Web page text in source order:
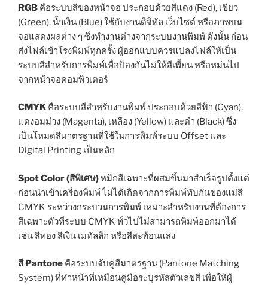
RGB คือระบบสีของหน้าจอ ประกอบด้วยสีแดง (Red), เขียว
(Green), น้ำเงิน (Blue) ใช้กับงานดิจิทัล เว็บไซต์ หรือภาพบน
จอแสดงผลต่าง ๆ ซึ่งทำงานต่างจากระบบงานพิมพ์ ดังนั้น ก่อน
ส่งไฟล์เข้าโรงพิมพ์ทุกครั้ง ผู้ออกแบบควรแปลงไฟล์ให้เป็น
ระบบสีสำหรับการพิมพ์เพื่อป้องกันไม่ให้สีเพี้ยน หรือหม่นไป
จากหน้าจอคอมพิวเตอร์
CMYK คือระบบสีสำหรับงานพิมพ์ ประกอบด้วยสีฟ้า (Cyan),
แดงอมม่วง (Magenta), เหลือง (Yellow) และดำ (Black) ซึ่ง
เป็นโหมดสีมาตรฐานที่ใช้ในการพิมพ์ระบบ Offset และ
Digital Printing เป็นหลัก
Spot Color (สีพิเศษ)หมึกสีเฉพาะที่ผสมขึ้นมาสำเร็จรูปตั้งแต่
ก่อนนำเข้าเครื่องพิมพ์ ไม่ได้เกิดจากการพิมพ์ทับกันของแม่สี
CMYK ระหว่างกระบวนการพิมพ์ เหมาะสำหรับงานที่ต้องการ
สีเฉพาะตัวที่ระบบ CMYK ทั่วไปไม่สามารถพิมพ์ออกมาได้
เช่น สีทอง สีเงิน เมทัลลิก หรือสีสะท้อนแสง
สี Pantone คือระบบจับคู่สีมาตรฐาน (Pantone Matching
System) ที่ทำหน้าที่เหมือนคู่มือระบุรหัสตัวเลขสี เพื่อให้ผู้